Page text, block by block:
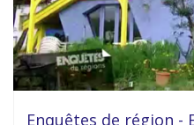
Enquêtes de région -